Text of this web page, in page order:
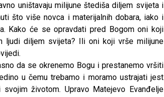
uništavaju milijune štediša diljem svijeta i
što više novca i materijalnih dobara, iako i
Kako će se opravdati pred Bogom oni koji
ljudi diljem svijeta? Ili oni koji vrše milijune
da se okrenemo Bogu i prestanemo vršiti
u čemu trebamo i moramo ustrajati jest
životom. Upravo Matejevo Evanđelje